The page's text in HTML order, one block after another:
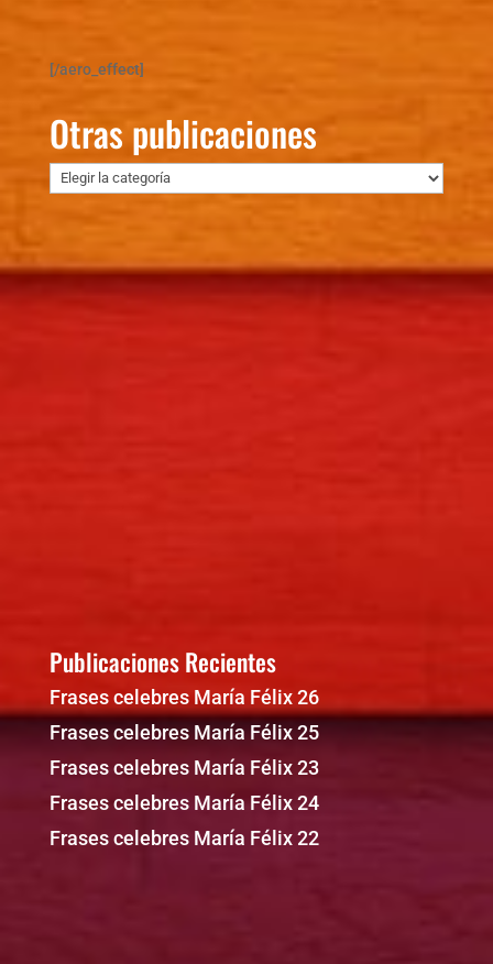
[/aero_effect]
Otras publicaciones
Otras
publicaciones
Publicaciones Recientes
Frases celebres María Félix 26
Frases celebres María Félix 25
Frases celebres María Félix 23
Frases celebres María Félix 24
Frases celebres María Félix 22